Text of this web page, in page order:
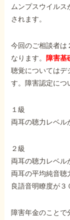
障害年金コ
お客様から
ムンプスウイルス
されます。
今回のご相談者は
なります。
障害基
聴覚についてはデ
す。障害認定につ
１級
両耳の聴力レベル
２級
両耳の聴力レベル
両耳の平均純音聴
良語音明瞭度が３
障害年金のことで